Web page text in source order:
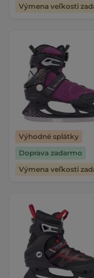
Výhodné splátky
Doprava zadarmo